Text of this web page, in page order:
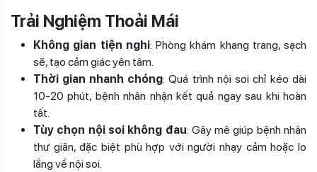
Trải Nghiệm Thoải Mái
Không gian tiện nghi: Phòng khám khang trang, sạch
sẽ, tạo cảm giác yên tâm.
Thời gian nhanh chóng: Quá trình nội soi chỉ kéo dài
10-20 phút, bệnh nhân nhận kết quả ngay sau khi hoàn
tất.
Tùy chọn nội soi không đau: Gây mê giúp bệnh nhân
thư giãn, đặc biệt phù hợp với người nhạy cảm hoặc lo
lắng về nội soi.